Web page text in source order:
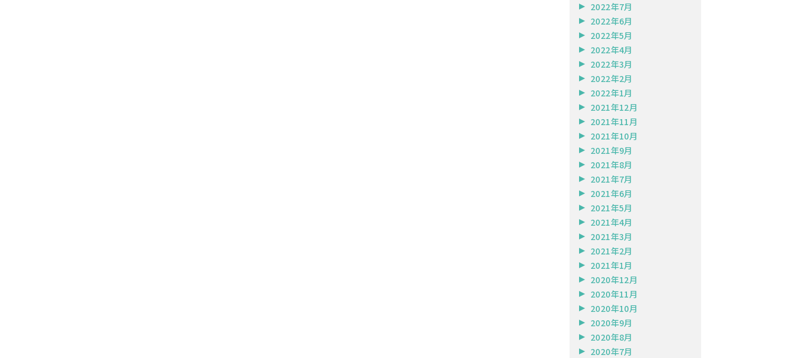
2022年7月
2022年6月
2022年5月
2022年4月
2022年3月
2022年2月
2022年1月
2021年12月
2021年11月
2021年10月
2021年9月
2021年8月
2021年7月
2021年6月
2021年5月
2021年4月
2021年3月
2021年2月
2021年1月
2020年12月
2020年11月
2020年10月
2020年9月
2020年8月
2020年7月